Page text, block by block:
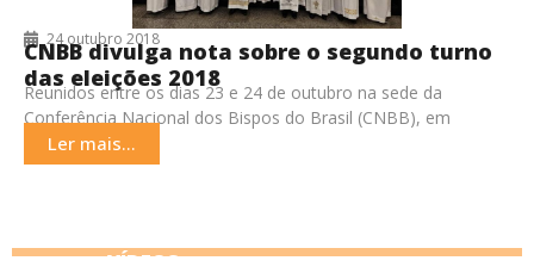
24 outubro 2018
CNBB divulga nota sobre o segundo turno
das eleições 2018
Reunidos entre os dias 23 e 24 de outubro na sede da
Conferência Nacional dos Bispos do Brasil (CNBB), em
Brasília (DF), os bispos
Ler mais...
VÍDEOS